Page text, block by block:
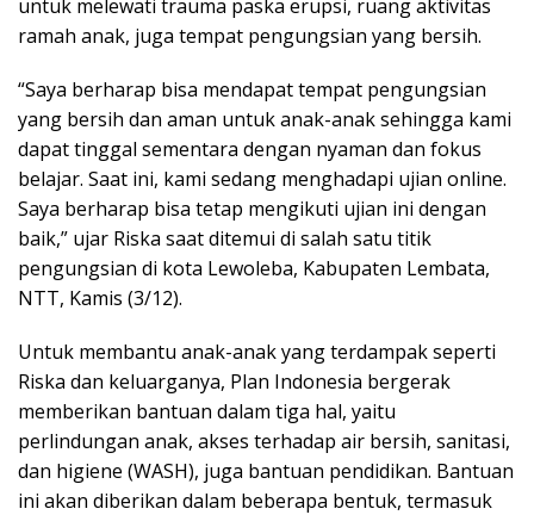
untuk melewati trauma paska erupsi, ruang aktivitas
ramah anak, juga tempat pengungsian yang bersih.
“Saya berharap bisa mendapat tempat pengungsian
yang bersih dan aman untuk anak-anak sehingga kami
dapat tinggal sementara dengan nyaman dan fokus
belajar. Saat ini, kami sedang menghadapi ujian online.
Saya berharap bisa tetap mengikuti ujian ini dengan
baik,” ujar Riska saat ditemui di salah satu titik
pengungsian di kota Lewoleba, Kabupaten Lembata,
NTT, Kamis (3/12).
Untuk membantu anak-anak yang terdampak seperti
Riska dan keluarganya, Plan Indonesia bergerak
memberikan bantuan dalam tiga hal, yaitu
perlindungan anak, akses terhadap air bersih, sanitasi,
dan higiene (WASH), juga bantuan pendidikan. Bantuan
ini akan diberikan dalam beberapa bentuk, termasuk